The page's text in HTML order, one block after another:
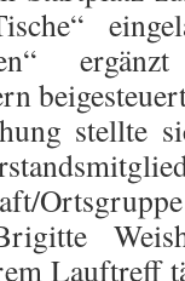
stellte
Lauftreff